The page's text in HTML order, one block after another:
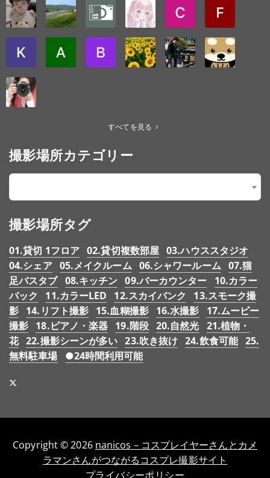
すべてを見る
撮影場所カテゴリー
×
撮影場所タグ
01.貸切 1フロア 02.貸切複数部屋 03.ハウススタジオ
04.シェア 05.メイクルーム 06.シャワールーム 07.猫
足バスタブ 08.キッチン 09.バーカウンター
10.カラー
バック
11.カラーLED 12.スカイバンク
13.スモーク撮
影 14.リフト撮影 15.血糊撮影 16.水撮影
17.ムービー
撮影 18.ピアノ・楽器 19.階段 20.自然光 21.植物・
花 22.撮影シーンが多い 23.吹き抜け 24.飲食可能 25.
無料駐車場
●24時間利用可能
Copyright © 2026 nanicos－コスプレイヤーさんとカメ
ラマンさんがつながるコスプレ撮影サイト
プライバシーポリシー